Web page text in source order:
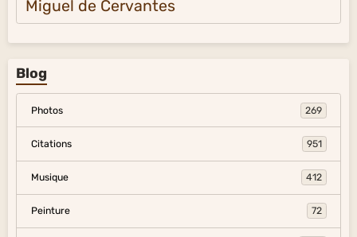
Miguel de Cervantes
Blog
Photos 269
Citations 951
Musique 412
Peinture 72